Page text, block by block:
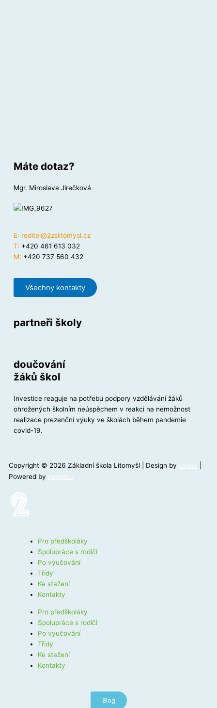
Máte dotaz?
Mgr. Miroslava Jirečková
E: reditel@2zslitomysl.cz
T: +420 461 613 032
M: +420 737 560 432
Všechny kontakty
partneři školy
doučování
žáků škol
Investice reaguje na potřebu podpory vzdělávání žáků
ohrožených školním neúspěchem v reakci na nemožnost
realizace prezenční výuky ve školách během pandemie
covid-19.
Copyright © 2026 Základní škola Litomyšl | Design by Objevil
Powered by Kupodivu
Pro předškoláky
Spolupráce s rodiči
Po vyučování
Třídy
Ke stažení
Kontakty
Pro předškoláky
Spolupráce s rodiči
Po vyučování
Třídy
Ke stažení
Kontakty
Blog